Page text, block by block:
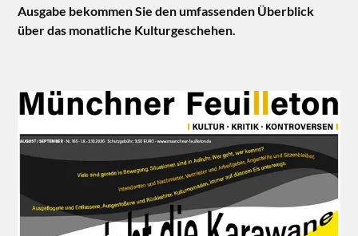
Ausgabe bekommen Sie den umfassenden Überblick
über das monatliche Kulturgeschehen.